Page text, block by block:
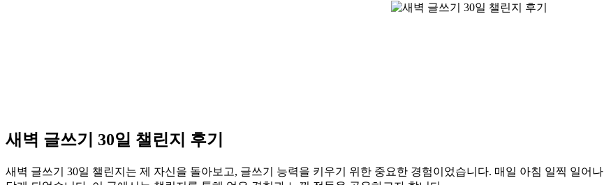
새벽 글쓰기 30일 챌린지 후기
새벽 글쓰기 30일 챌린지는 제 자신을 돌아보고, 글쓰기 능력을 키우기 위한 중요한 경험이었습니다. 매일 아침 일찍 일어